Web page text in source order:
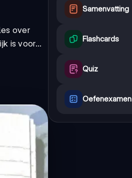
over
is voor...
Samenvatting
Flashcards
Quiz
Oefenexamen